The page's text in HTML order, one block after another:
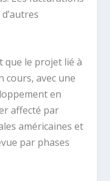
que le projet lié à
cours, avec une
en
affecté par
américaines et
par phases